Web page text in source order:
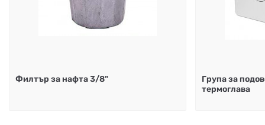
Филтър за нафта 3/8"
Група за
термоглава